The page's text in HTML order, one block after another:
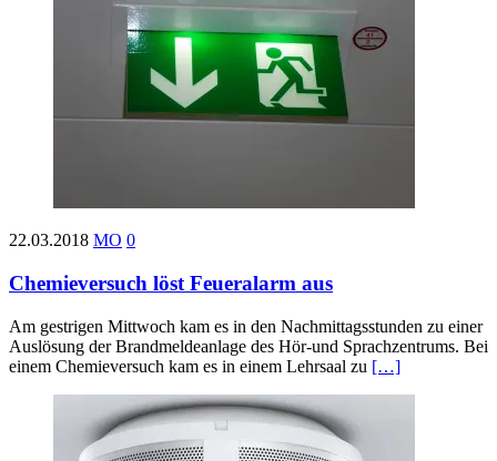
22.03.2018 MO 0
Chemieversuch löst Feueralarm aus
Am gestrigen Mittwoch kam es in den Nachmittagsstunden zu einer
Auslösung der Brandmeldeanlage des Hör-und Sprachzentrums. Bei
einem Chemieversuch kam es in einem Lehrsaal zu […]